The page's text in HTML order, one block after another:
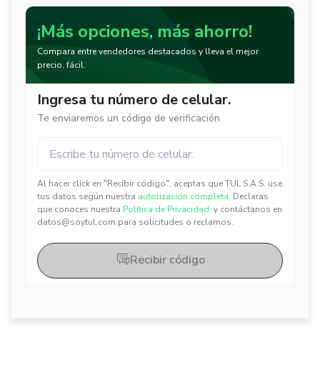
¡Más opciones, más ahorro!
Compara entre vendedores destacados y lleva el mejor
precio, fácil.
Ingresa tu número de celular.
Te enviaremos un código de verificación
Al hacer click en "Recibir código", aceptas que TUL S.A.S. use
tus datos según nuestra autorización completa. Declaras
que conoces nuestra Política de Privacidad. y contáctanos en
datos@soytul.com para solicitudes o reclamos.
✕
✕
Recibir código